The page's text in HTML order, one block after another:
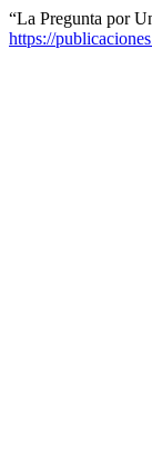
“La Pregunta por
https://